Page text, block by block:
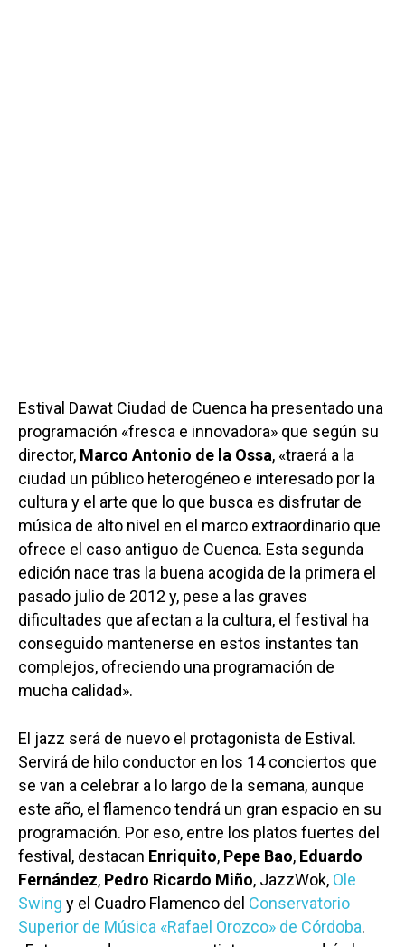
Estival Dawat Ciudad de Cuenca ha presentado una
programación «fresca e innovadora» que según su
director, Marco Antonio de la Ossa, «traerá a la
ciudad un público heterogéneo e interesado por la
cultura y el arte que lo que busca es disfrutar de
música de alto nivel en el marco extraordinario que
ofrece el caso antiguo de Cuenca. Esta segunda
edición nace tras la buena acogida de la primera el
pasado julio de 2012 y, pese a las graves
dificultades que afectan a la cultura, el festival ha
conseguido mantenerse en estos instantes tan
complejos, ofreciendo una programación de
mucha calidad».
El jazz será de nuevo el protagonista de Estival.
Servirá de hilo conductor en los 14 conciertos que
se van a celebrar a lo largo de la semana, aunque
este año, el flamenco tendrá un gran espacio en su
programación. Por eso, entre los platos fuertes del
festival, destacan Enriquito, Pepe Bao, Eduardo
Fernández, Pedro Ricardo Miño, JazzWok, Ole
Swing y el Cuadro Flamenco del Conservatorio
Superior de Música «Rafael Orozco» de Córdoba.